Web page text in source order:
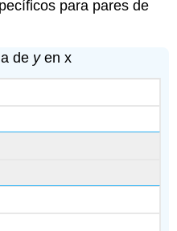
para pares de
de yen x